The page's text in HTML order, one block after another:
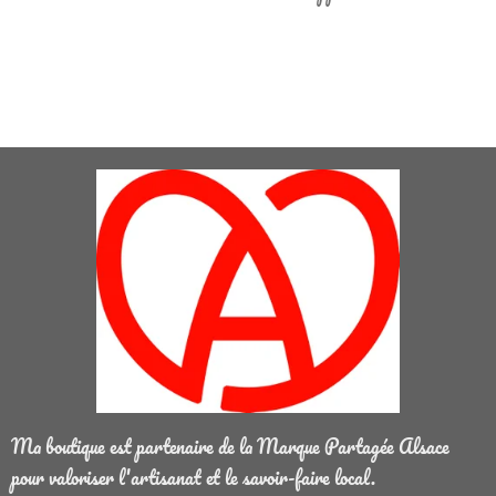
Ma boutique est partenaire de la Marque Partagée Alsace
pour valoriser l'artisanat et le savoir-faire local.